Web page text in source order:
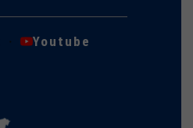
· Youtube